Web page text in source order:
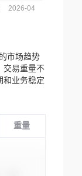
市场趋势
交易重量不
和业务稳定
重量